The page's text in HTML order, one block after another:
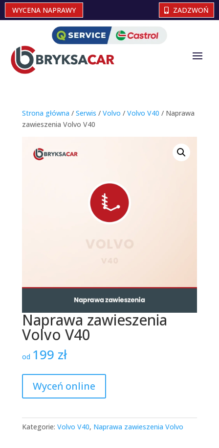
WYCENA NAPRAWY ZADZWOŃ
Strona główna / Serwis / Volvo / Volvo V40 / Naprawa
zawieszenia Volvo V40
Naprawa zawieszenia
Volvo V40
od 199 zł
Wyceń online
Kategorie: Volvo V40, Naprawa zawieszenia Volvo